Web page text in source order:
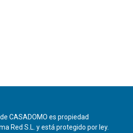
CASADOMO es propiedad
Red S.L. y está protegido por ley.